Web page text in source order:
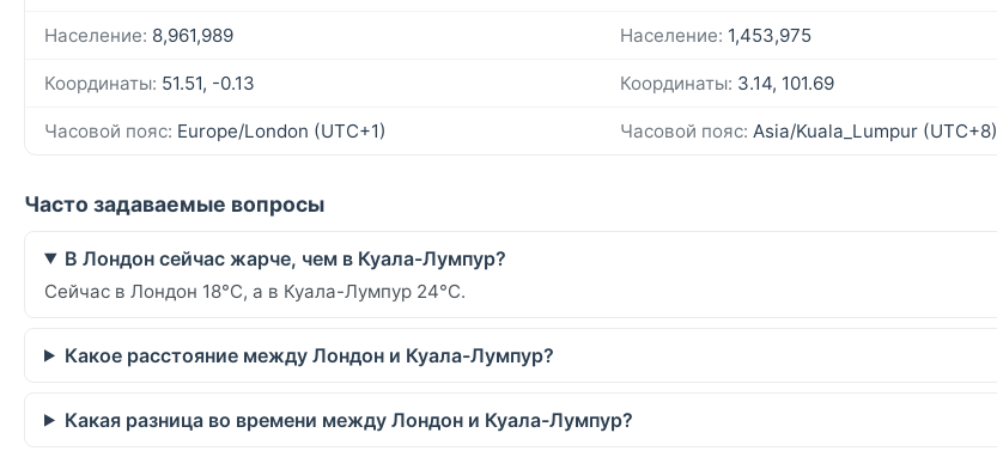
Население: 8,961,989 Население: 1,453,975
Координаты: 51.51, -0.13 Координаты: 3.14, 101.69
Часовой пояс: Europe/London (UTC+1) Часовой пояс: Asia/Kuala_Lumpur (UTC+8)
Часто задаваемые вопросы
В Лондон сейчас жарче, чем в Куала-Лумпур?
Сейчас в Лондон 18°C, а в Куала-Лумпур 24°C.
Какое расстояние между Лондон и Куала-Лумпур?
Какая разница во времени между Лондон и Куала-Лумпур?